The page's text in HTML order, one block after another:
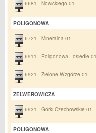
6681 - Nowickiego 01
POLIGONOWA
6721 - Mineralna 01
6911 - Poligonowa - osiedle 01
6921 - Zielone Wzgórze 01
ZELWEROWICZA
6931 - Górki Czechowskie 01
POLIGONOWA